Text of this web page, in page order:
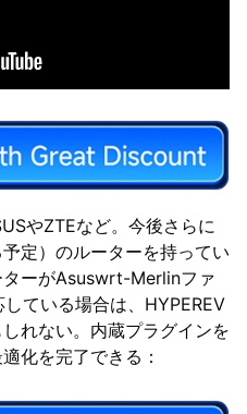
やZTEなど。今後さらに
定）のルーターを持ってい
ターがAsuswrt-Merlinファ
ている場合は、HYPEREV
れない。内蔵プラグインを
化を完了できる：